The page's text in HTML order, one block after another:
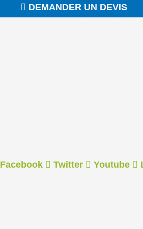
DEMANDER UN DEVIS
Facebook Twitter Youtube